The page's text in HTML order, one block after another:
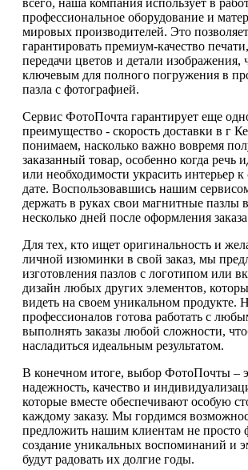
всего, наша компания использует в
профессиональное оборудование и
мировых производителей. Это
гарантировать премиум-качество
передачи цветов и детали изображения,
ключевым для полного погружения в
пазла с фотографией.
Сервис ФотоПочта гарантирует еще
преимущество - скорость доставки в г
понимаем, насколько важно вовремя
заказанный товар, особенно когда речь
или необходимости украсить интерьер
дате. Воспользовавшись нашим
держать в руках свои магнитные пазлы
несколько дней после оформления
Для тех, кто ищет оригинальность и
личной изюминки в свой заказ, мы
изготовления пазлов с логотипом или
дизайн любых других элементов,
видеть на своем уникальном продукте.
профессионалов готова работать с
выполнять заказы любой сложности,
насладиться идеальным результатом.
В конечном итоге, выбор ФотоПочты –
надежность, качество и
которые вместе обеспечивают особую
каждому заказу. Мы гордимся
предложить нашим клиентам не просто
создание уникальных воспоминаний и
будут радовать их долгие годы.